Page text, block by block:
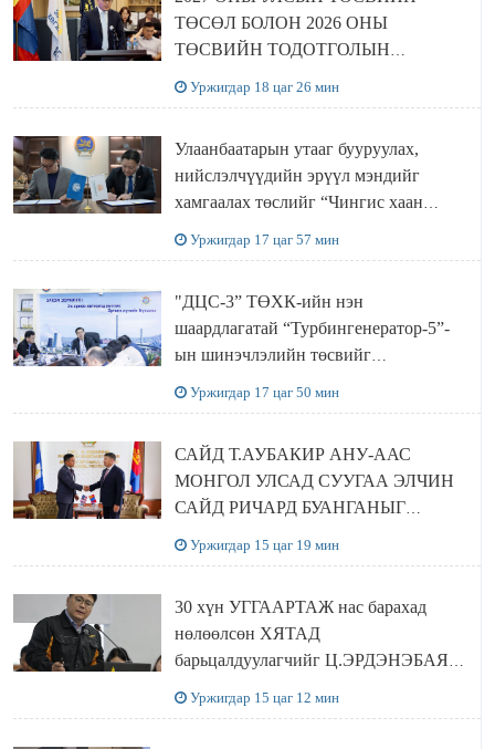
ТӨСӨЛ БОЛОН 2026 ОНЫ
ТӨСВИЙН ТОДОТГОЛЫН
Уржигдар 18 цаг 26 мин
Улаанбаатарын утааг бууруулах,
нийслэлчүүдийн эрүүл мэндийг
хамгаалах төслийг “Чингис хаан
Уржигдар 17 цаг 57 мин
"ДЦС-3” ТӨХК-ийн нэн
шаардлагатай “Турбингенератор-5”-
ын шинэчлэлийн төсвийг
Уржигдар 17 цаг 50 мин
САЙД Т.АУБАКИР АНУ-ААС
МОНГОЛ УЛСАД СУУГАА ЭЛЧИН
САЙД РИЧАРД БУАНГАНЫГ
Уржигдар 15 цаг 19 мин
30 хүн УГГААРТАЖ нас барахад
нөлөөлсөн ХЯТАД
барьцалдуулагчийг Ц.ЭРДЭНЭБАЯР
Уржигдар 15 цаг 12 мин